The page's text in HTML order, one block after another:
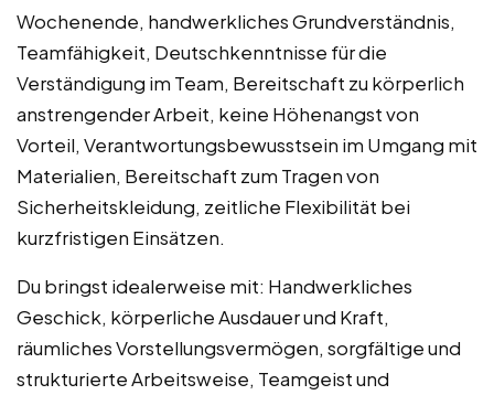
Wochenende, handwerkliches Grundverständnis,
Teamfähigkeit, Deutschkenntnisse für die
Verständigung im Team, Bereitschaft zu körperlich
anstrengender Arbeit, keine Höhenangst von
Vorteil, Verantwortungsbewusstsein im Umgang mit
Materialien, Bereitschaft zum Tragen von
Sicherheitskleidung, zeitliche Flexibilität bei
kurzfristigen Einsätzen.
Du bringst idealerweise mit: Handwerkliches
Geschick, körperliche Ausdauer und Kraft,
räumliches Vorstellungsvermögen, sorgfältige und
strukturierte Arbeitsweise, Teamgeist und